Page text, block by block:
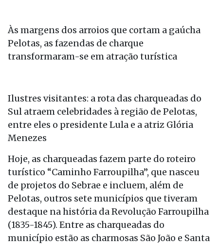
Às margens dos arroios que cortam a gaúcha
Pelotas, as fazendas de charque
transformaram-se em atração turística
Ilustres visitantes: a rota das charqueadas do
Sul atraem celebridades à região de Pelotas,
entre eles o presidente Lula e a atriz Glória
Menezes
Hoje, as charqueadas fazem parte do roteiro
turístico “Caminho Farroupilha”, que nasceu
de projetos do Sebrae e incluem, além de
Pelotas, outros sete municípios que tiveram
destaque na história da Revolução Farroupilha
(1835-1845). Entre as charqueadas do
município estão as charmosas São João e Santa